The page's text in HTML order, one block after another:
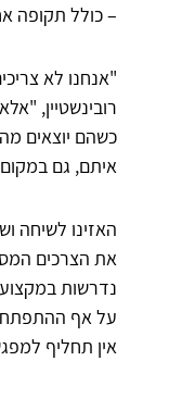
– כולל תקופה
"אנחנו לא
רובינשטיין,
כשהם יוצאים
איתם, גם
האזינו לשיחה
את הצרכים
נדרשות
על אף
אין תחליף